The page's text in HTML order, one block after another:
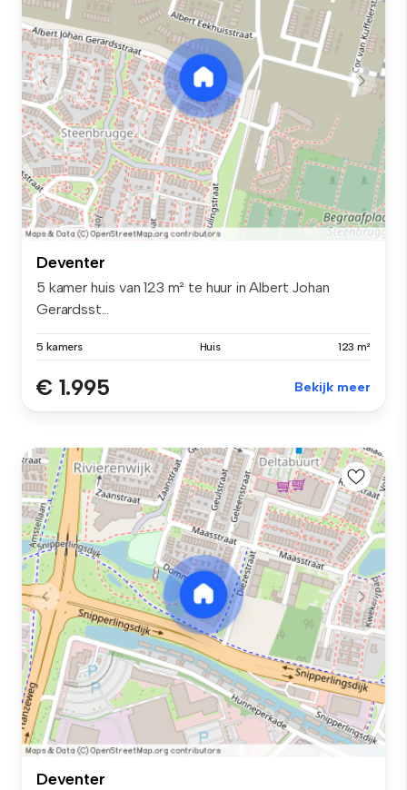
Deventer
5 kamer huis van 123 m² te huur in Albert Johan
Gerardsst...
5 kamers Huis 123 m²
€ 1.995 Bekijk meer
Deventer